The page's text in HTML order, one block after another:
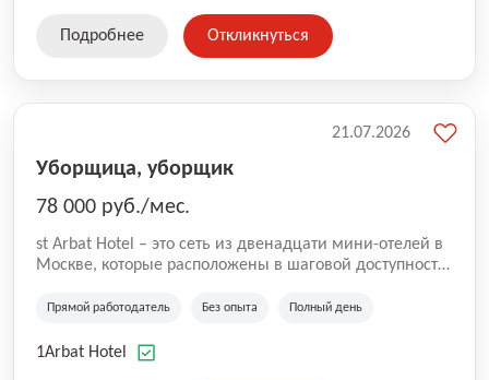
Подробнее Откликнуться
Уборщица, уборщик
78 000 руб./мес.
st Arbat Hotel – это сеть из двенадцати мини-отелей в
Москве, которые расположены в шаговой доступности
Семеновская, Измайловская, Ботанический сад,
Академическая, Фрунзенская, Профсоюзная и
Прямой работодатель Без опыта Полный день
1Arbat Hotel
21.07.2026